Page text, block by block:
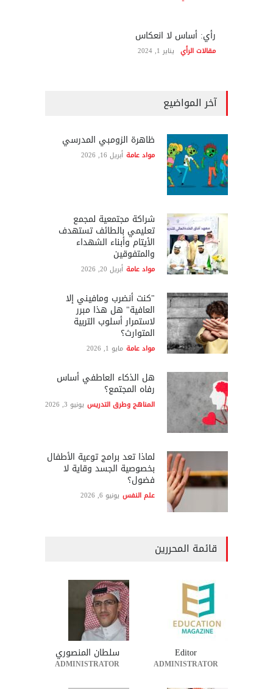
رأي: أساس لا انعكاس
مقالات الرأي يناير 1, 2024
آخر المواضيع
ظاهرة الزومبي المدرسي
مواد عامة أبريل 16, 2026
شراكة مجتمعية لمجمع
تعليمي بالطائف تستهدف
الأيتام وأبناء الشهداء
والمتفوقين
مواد عامة أبريل 20, 2026
"كنت أنضرب ومافيني إلا
العافية" هل هذا مبرر
لاستمرار أسلوب التربية
المتوارث؟
مواد عامة مايو 1, 2026
هل الذكاء العاطفي أساس
رفاه المجتمع؟
المناهج وطرق التدريس يونيو 3, 2026
لماذا تعد برامج توعية الأطفال
بخصوصية الجسد وقاية لا
فضول؟
علم النفس يونيو 6, 2026
قائمة المحررين
Editor
ADMINISTRATOR
سلطان المنصوري
ADMINISTRATOR